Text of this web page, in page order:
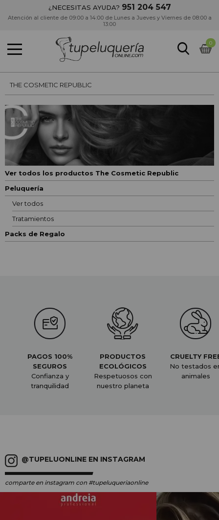
¿NECESITAS AYUDA? 951 204 547
Atención al cliente de 09:00 a 14:00 de Lunes a Jueves y Viernes de 08:00 a
13:00
0
THE COSMETIC REPUBLIC
Ver todos los productos The Cosmetic Republic
Peluquería
Ver todos
Tratamientos
Packs de Regalo
PAGOS 100%
SEGUROS
Confianza y
tranquilidad
PRODUCTOS
ECOLÓGICOS
Respetuosos con
nuestro planeta
CRUELTY
No testados
animales
@TUPELUONLINE EN INSTAGRAM
comparte en instagram con #tupeluqueriaonline